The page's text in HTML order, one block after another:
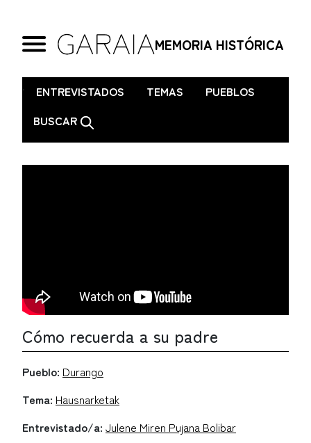
MEMORIA HISTÓRICA
. ENTREVISTADOS TEMAS
PUEBLOS
BUSCAR
Cómo recuerda a su padre
Pueblo: Durango
Tema: Hausnarketak
Entrevistado/a: Julene Miren Pujana Bolibar